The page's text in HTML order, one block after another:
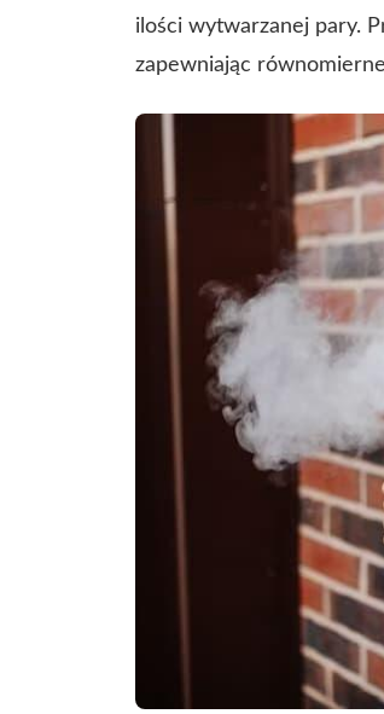
ilości wytwarzanej pary.
zapewniając